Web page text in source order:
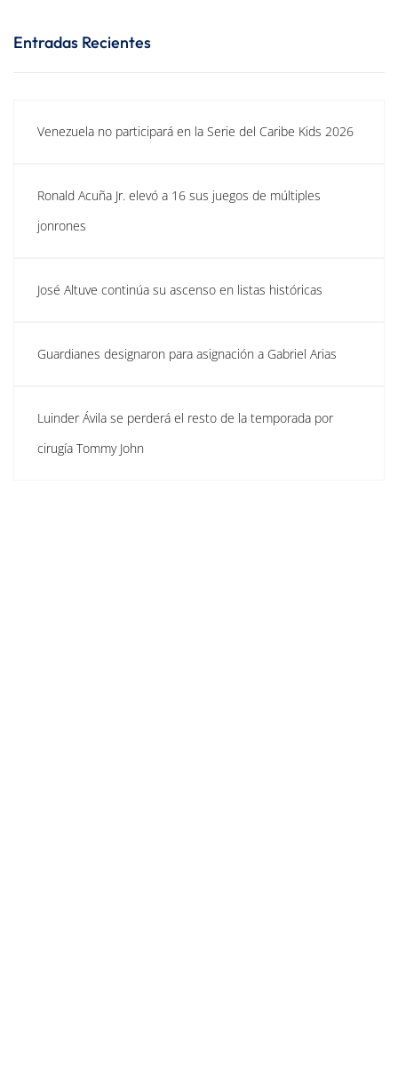
Entradas Recientes
Venezuela no participará en la Serie del Caribe Kids 2026
Ronald Acuña Jr. elevó a 16 sus juegos de múltiples
jonrones
José Altuve continúa su ascenso en listas históricas
Guardianes designaron para asignación a Gabriel Arias
Luinder Ávila se perderá el resto de la temporada por
cirugía Tommy John